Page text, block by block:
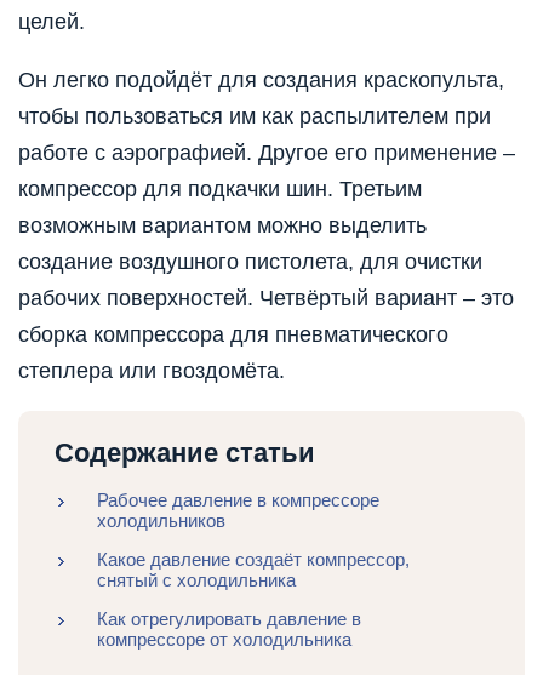
целей.
Он легко подойдёт для создания краскопульта,
чтобы пользоваться им как распылителем при
работе с аэрографией. Другое его применение –
компрессор для подкачки шин. Третьим
возможным вариантом можно выделить
создание воздушного пистолета, для очистки
рабочих поверхностей. Четвёртый вариант – это
сборка компрессора для пневматического
степлера или гвоздомёта.
Содержание статьи
Рабочее давление в компрессоре
холодильников
Какое давление создаёт компрессор,
снятый с холодильника
Как отрегулировать давление в
компрессоре от холодильника